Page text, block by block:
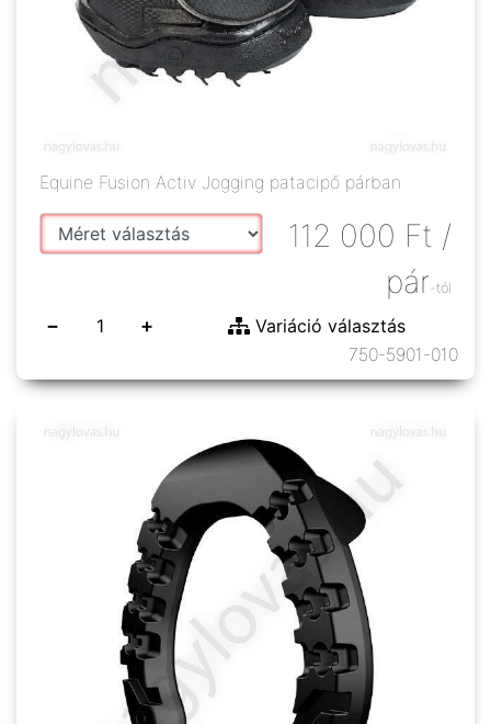
Equine Fusion Activ Jogging patacipő párban
112 000 Ft /
pár-tól
− +
Variáció választás
750-5901-010